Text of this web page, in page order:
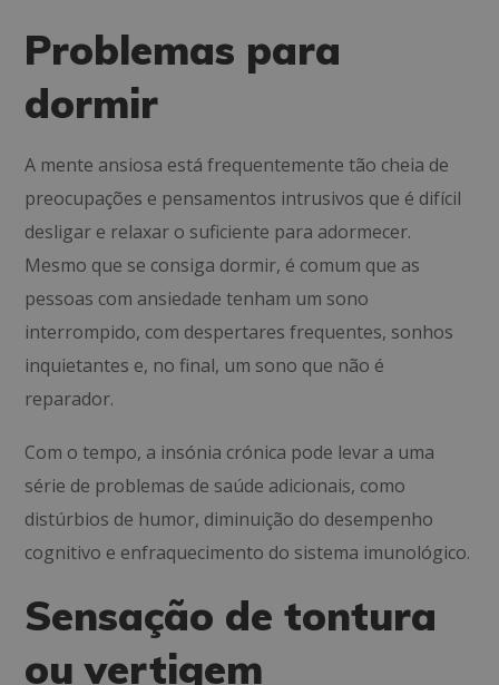
Problemas para
dormir
A mente ansiosa está frequentemente tão cheia de
preocupações e pensamentos intrusivos que é difícil
desligar e relaxar o suficiente para adormecer.
Mesmo que se consiga dormir, é comum que as
pessoas com ansiedade tenham um sono
interrompido, com despertares frequentes, sonhos
inquietantes e, no final, um sono que não é
reparador.
Com o tempo, a insónia crónica pode levar a uma
série de problemas de saúde adicionais, como
distúrbios de humor, diminuição do desempenho
cognitivo e enfraquecimento do sistema imunológico.
Sensação de tontura
ou vertigem